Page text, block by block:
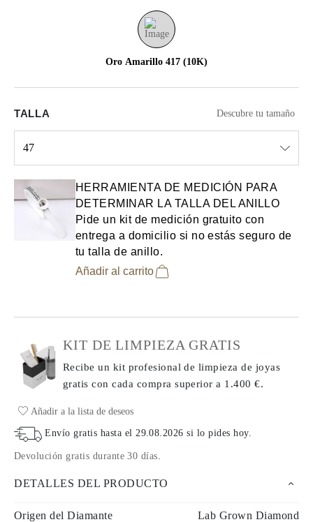
Oro Amarillo 417 (10K)
TALLA Descubre tu tamaño
47
HERRAMIENTA DE MEDICIÓN PARA
DETERMINAR LA TALLA DEL ANILLO
Pide un kit de medición gratuito con
entrega a domicilio si no estás seguro de
tu talla de anillo.
Añadir al carrito
KIT DE LIMPIEZA GRATIS
Recibe un kit profesional de limpieza de joyas
gratis con cada comprasuperior a 1.400 €.
Añadir a la lista de deseos
Envío gratis hasta el29.08.2026 si lo pides hoy.
Devolución gratis durante 30 días.
DETALLES DEL PRODUCTO
Origen del Diamante Lab Grown Diamond